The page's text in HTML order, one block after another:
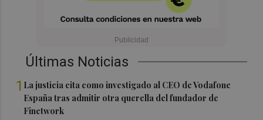
Últimas Noticias
1 La justicia cita como investigado al CEO de Vodafone
España tras admitir otra querella del fundador de
Finetwork